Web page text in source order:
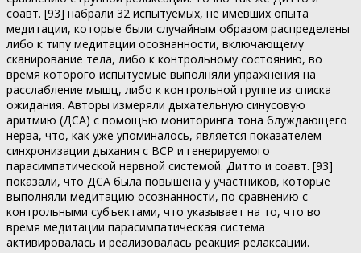
соавт. [93] набрали 32 испытуемых, не имевших опыта
медитации, которые были случайным образом распределены
либо к типу медитации осознанности, включающему
сканирование тела, либо к контрольному состоянию, во
время которого испытуемые выполняли упражнения на
расслабление мышц, либо к контрольной группе из списка
ожидания. Авторы измеряли дыхательную синусовую
аритмию (ДСА) с помощью мониторинга тона блуждающего
нерва, что, как уже упоминалось, является показателем
синхронизации дыхания с ВСР и генерируемого
парасимпатической нервной системой. Дитто и соавт. [93]
показали, что ДСА была повышена у участников, которые
выполняли медитацию осознанности, по сравнению с
контрольными субъектами, что указывает на то, что во
время медитации парасимпатическая система
активировалась и реализовалась реакция релаксации.